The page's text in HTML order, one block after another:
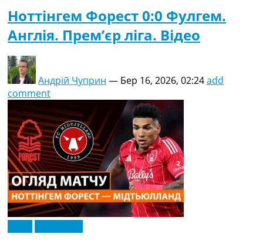
Ноттінгем Форест 0:0 Фулгем.
Англія. Прем’єр ліга. Відео
Андрій Чуприн — Бер 16, 2026, 02:24add
comment